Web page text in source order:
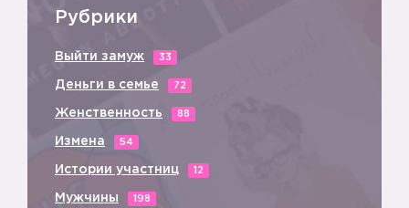
Рубрики
Выйти замуж 33
Деньги в семье 72
Женственность 88
Измена 54
Истории участниц 12
Мужчины 198